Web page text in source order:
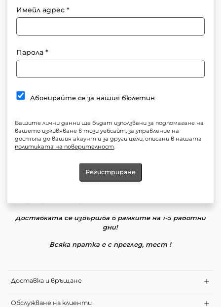
70.00€ (136.91 лв.)
За информация: +359 897 91 55 71
Силует: Свободен
Еластичност: Не
Дължина измерена от рамо до подгъва : 70см
риза
Грижа: Прането на по ниска температура и програмите
Доставката се извършва в рамките на 1-5 работни
дни!
Всяка пратка е с преглед, тест !
Доставка и връщане
Обслужване на клиенти
Имейл адрес*
Парола*
Абонирайте се за нашия бюлетин
Вашите лични данни ще бъдат използвани за подпомагане на
вашето изживяване в този уебсайт, за управление на
достъпа до вашия акаунт и за други цели, описани в нашата
политиката на поверителност.
Регистриране